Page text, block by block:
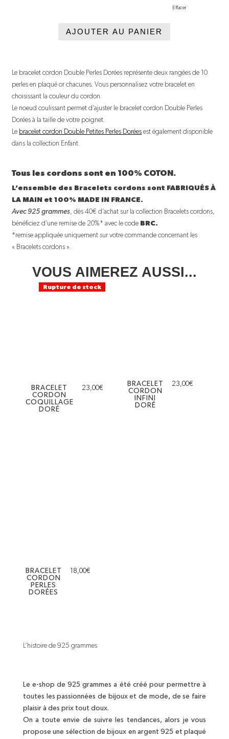
Effacer
AJOUTER AU PANIER
Le bracelet cordon Double Perles Dorées représente deux rangées de 10
perles en plaqué or chacunes. Vous personnalisez votre bracelet en
choisissant la couleur du cordon.
Le noeud coulissant permet d’ajuster le bracelet cordon Double Perles
Dorées à la taille de votre poignet.
Le bracelet cordon Double Petites Perles Dorées est également disponible
dans la collection Enfant.
Tous les cordons sont en 100% COTON.
L’ensemble des Bracelets cordons sont FABRIQUÉS À
LA MAIN et 100% MADE IN FRANCE.
Avec 925 grammes, dès 40€ d’achat sur la collection Bracelets cordons,
bénéficiez d’une remise de 20%* avec le code BRC.
*remise appliquée uniquement sur votre commande concernant les
« Bracelets cordons ».
VOUS AIMEREZ AUSSI...
Rupture de stock
BRACELET
CORDON
COQUILLAGE
DORÉ
23,00€
BRACELET
CORDON
INFINI
DORÉ
23,00€
BRACELET
CORDON
PERLES
DORÉES
18,00€
L’histoire de 925 grammes
Le e-shop de 925 grammes a été créé pour permettre à
toutes les passionnées de bijoux et de mode, de se faire
plaisir à des prix tout doux.
On a toute envie de suivre les tendances, alors je vous
propose une sélection de bijoux en argent 925 et plaqué